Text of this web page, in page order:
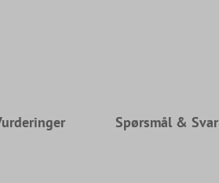
Spørsmål & Svar